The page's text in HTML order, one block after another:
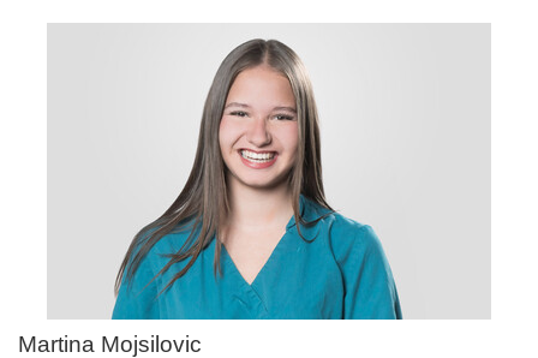
Martina Mojsilovic